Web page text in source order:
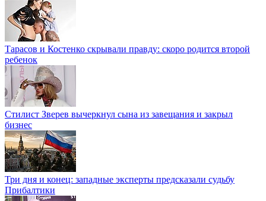
Тарасов и Костенко скрывали правду: скоро родится второй
ребенок
Стилист Зверев вычеркнул сына из завещания и закрыл
бизнес
Три дня и конец: западные эксперты предсказали судьбу
Прибалтики